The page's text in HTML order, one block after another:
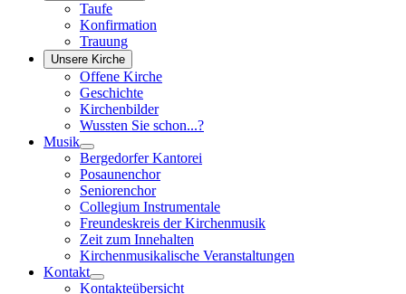
Taufe
Konfirmation
Trauung
Unsere Kirche
Offene Kirche
Geschichte
Kirchenbilder
Wussten Sie schon...?
Musik
Bergedorfer Kantorei
Posaunenchor
Seniorenchor
Collegium Instrumentale
Freundeskreis der Kirchenmusik
Zeit zum Innehalten
Kirchenmusikalische Veranstaltungen
Kontakt
Kontakteübersicht